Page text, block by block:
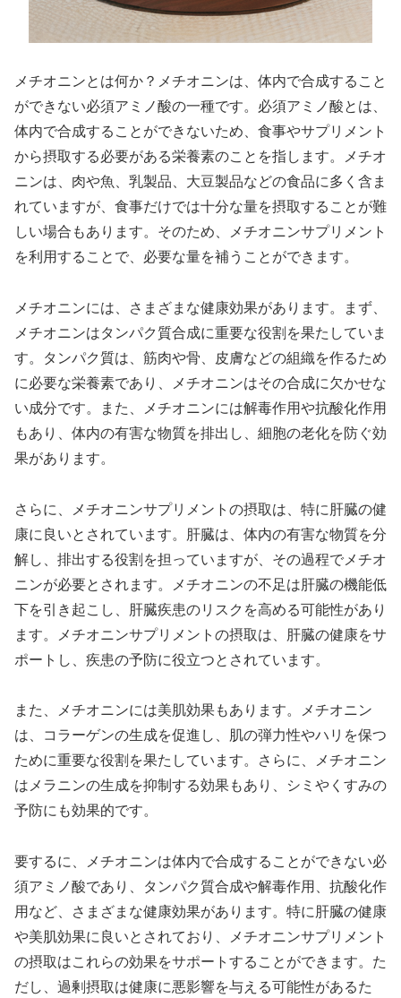
メチオニンとは何か？メチオニンは、体内で合成すること
ができない必須アミノ酸の一種です。必須アミノ酸とは、
体内で合成することができないため、食事やサプリメント
から摂取する必要がある栄養素のことを指します。メチオ
ニンは、肉や魚、乳製品、大豆製品などの食品に多く含ま
れていますが、食事だけでは十分な量を摂取することが難
しい場合もあります。そのため、メチオニンサプリメント
を利用することで、必要な量を補うことができます。
メチオニンには、さまざまな健康効果があります。まず、
メチオニンはタンパク質合成に重要な役割を果たしていま
す。タンパク質は、筋肉や骨、皮膚などの組織を作るため
に必要な栄養素であり、メチオニンはその合成に欠かせな
い成分です。また、メチオニンには解毒作用や抗酸化作用
もあり、体内の有害な物質を排出し、細胞の老化を防ぐ効
果があります。
さらに、メチオニンサプリメントの摂取は、特に肝臓の健
康に良いとされています。肝臓は、体内の有害な物質を分
解し、排出する役割を担っていますが、その過程でメチオ
ニンが必要とされます。メチオニンの不足は肝臓の機能低
下を引き起こし、肝臓疾患のリスクを高める可能性があり
ます。メチオニンサプリメントの摂取は、肝臓の健康をサ
ポートし、疾患の予防に役立つとされています。
また、メチオニンには美肌効果もあります。メチオニン
は、コラーゲンの生成を促進し、肌の弾力性やハリを保つ
ために重要な役割を果たしています。さらに、メチオニン
はメラニンの生成を抑制する効果もあり、シミやくすみの
予防にも効果的です。
要するに、メチオニンは体内で合成することができない必
須アミノ酸であり、タンパク質合成や解毒作用、抗酸化作
用など、さまざまな健康効果があります。特に肝臓の健康
や美肌効果に良いとされており、メチオニンサプリメント
の摂取はこれらの効果をサポートすることができます。た
だし、過剰摂取は健康に悪影響を与える可能性があるた